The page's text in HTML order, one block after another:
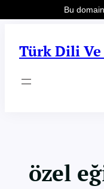
Türk Dili Ve
özel
Bu